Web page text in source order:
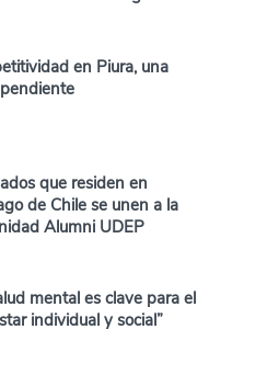
en Piura, una
que residen en
de Chile se unen a la
Alumni UDEP
mental es clave para el
individual y social”